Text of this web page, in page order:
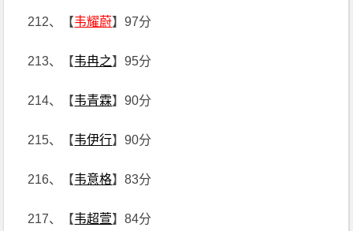
212、【韦耀蔚】97分
213、【韦冉之】95分
214、【韦青霖】90分
215、【韦伊行】90分
216、【韦意格】83分
217、【韦超萱】84分